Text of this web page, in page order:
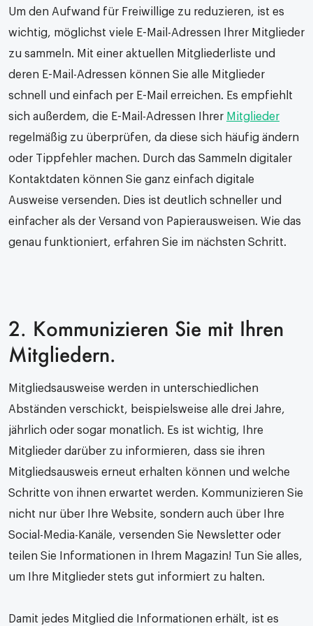
Um den Aufwand für Freiwillige zu reduzieren, ist es
wichtig, möglichst viele E-Mail-Adressen Ihrer Mitglieder
zu sammeln. Mit einer aktuellen Mitgliederliste und
deren E-Mail-Adressen können Sie alle Mitglieder
schnell und einfach per E-Mail erreichen. Es empfiehlt
sich außerdem, die E-Mail-Adressen Ihrer Mitglieder
regelmäßig zu überprüfen, da diese sich häufig ändern
oder Tippfehler machen. Durch das Sammeln digitaler
Kontaktdaten können Sie ganz einfach digitale
Ausweise versenden. Dies ist deutlich schneller und
einfacher als der Versand von Papierausweisen. Wie das
genau funktioniert, erfahren Sie im nächsten Schritt.
2. Kommunizieren Sie mit Ihren
Mitgliedern.
Mitgliedsausweise werden in unterschiedlichen
Abständen verschickt, beispielsweise alle drei Jahre,
jährlich oder sogar monatlich. Es ist wichtig, Ihre
Mitglieder darüber zu informieren, dass sie ihren
Mitgliedsausweis erneut erhalten können und welche
Schritte von ihnen erwartet werden. Kommunizieren Sie
nicht nur über Ihre Website, sondern auch über Ihre
Social-Media-Kanäle, versenden Sie Newsletter oder
teilen Sie Informationen in Ihrem Magazin! Tun Sie alles,
um Ihre Mitglieder stets gut informiert zu halten.
Damit jedes Mitglied die Informationen erhält, ist es